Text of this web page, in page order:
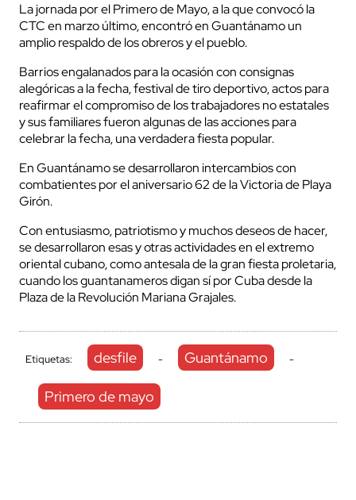
La jornada por el Primero de Mayo, a la que convocó la
CTC en marzo último, encontró en Guantánamo un
amplio respaldo de los obreros y el pueblo.
Barrios engalanados para la ocasión con consignas
alegóricas a la fecha, festival de tiro deportivo, actos para
reafirmar el compromiso de los trabajadores no estatales
y sus familiares fueron algunas de las acciones para
celebrar la fecha, una verdadera fiesta popular.
En Guantánamo se desarrollaron intercambios con
combatientes por el aniversario 62 de la Victoria de Playa
Girón.
Con entusiasmo, patriotismo y muchos deseos de hacer,
se desarrollaron esas y otras actividades en el extremo
oriental cubano, como antesala de la gran fiesta proletaria,
cuando los guantanameros digan sí por Cuba desde la
Plaza de la Revolución Mariana Grajales.
Etiquetas: desfile - Guantánamo -
Primero de mayo